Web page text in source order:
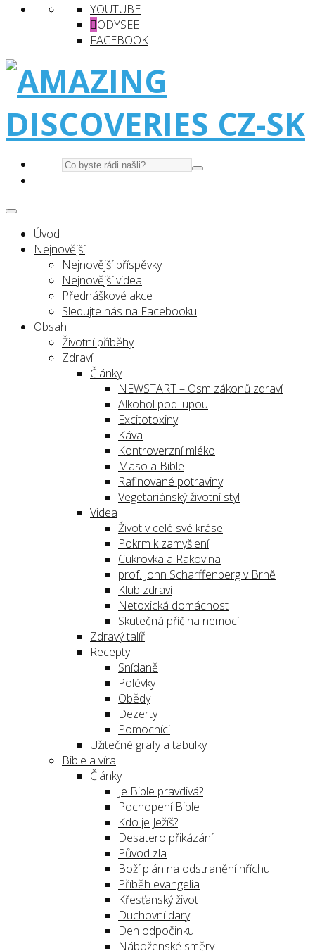
YOUTUBE
ODYSEE
FACEBOOK
Úvod
Nejnovější
Nejnovější příspěvky
Nejnovější videa
Přednáškové akce
Sledujte nás na Facebooku
Obsah
Životní příběhy
Zdraví
Články
NEWSTART – Osm zákonů zdraví
Alkohol pod lupou
Excitotoxiny
Káva
Kontroverzní mléko
Maso a Bible
Rafinované potraviny
Vegetariánský životní styl
Videa
Život v celé své kráse
Pokrm k zamyšlení
Cukrovka a Rakovina
prof. John Scharffenberg v Brně
Klub zdraví
Netoxická domácnost
Skutečná příčina nemocí
Zdravý talíř
Recepty
Snídaně
Polévky
Obědy
Dezerty
Pomocníci
Užitečné grafy a tabulky
Bible a víra
Články
Je Bible pravdivá?
Pochopení Bible
Kdo je Ježíš?
Desatero přikázání
Původ zla
Boží plán na odstranění hříchu
Příběh evangelia
Křesťanský život
Duchovní dary
Den odpočinku
Náboženské směry